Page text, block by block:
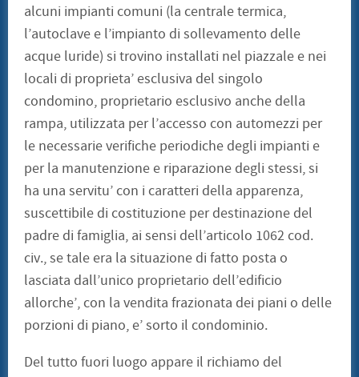
alcuni impianti comuni (la centrale termica,
l’autoclave e l’impianto di sollevamento delle
acque luride) si trovino installati nel piazzale e nei
locali di proprieta’ esclusiva del singolo
condomino, proprietario esclusivo anche della
rampa, utilizzata per l’accesso con automezzi per
le necessarie verifiche periodiche degli impianti e
per la manutenzione e riparazione degli stessi, si
ha una servitu’ con i caratteri della apparenza,
suscettibile di costituzione per destinazione del
padre di famiglia, ai sensi dell’articolo 1062 cod.
civ., se tale era la situazione di fatto posta o
lasciata dall’unico proprietario dell’edificio
allorche’, con la vendita frazionata dei piani o delle
porzioni di piano, e’ sorto il condominio.
Del tutto fuori luogo appare il richiamo del